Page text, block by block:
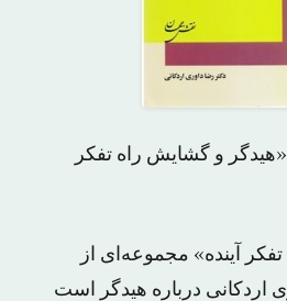
و گشایش راه تفکر
آینده» مجموعه‌ای از
اردکانی درباره هیدگر است